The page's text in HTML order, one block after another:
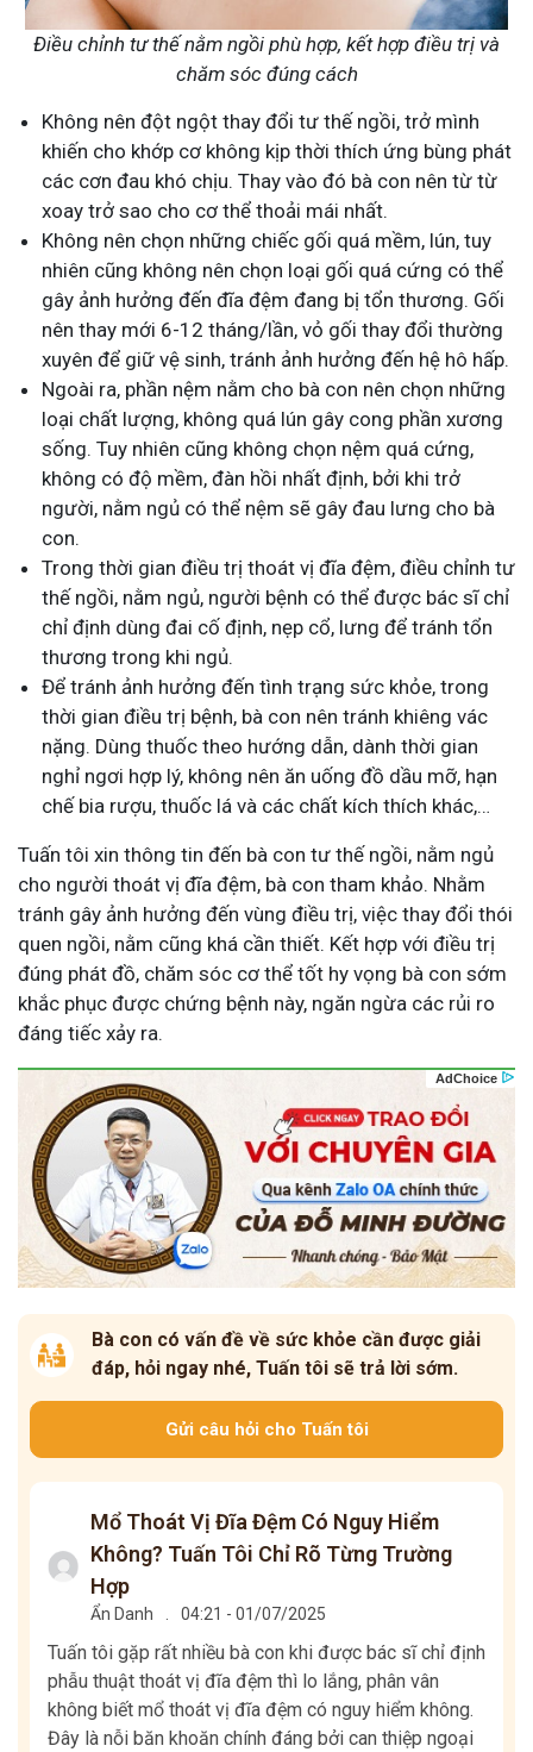
Điều chỉnh tư thế nằm ngồi phù hợp, kết hợp điều trị và
chăm sóc đúng cách
Không nên đột ngột thay đổi tư thế ngồi, trở mình
khiến cho khớp cơ không kịp thời thích ứng bùng phát
các cơn đau khó chịu. Thay vào đó bà con nên từ từ
xoay trở sao cho cơ thể thoải mái nhất.
Không nên chọn những chiếc gối quá mềm, lún, tuy
nhiên cũng không nên chọn loại gối quá cứng có thể
gây ảnh hưởng đến đĩa đệm đang bị tổn thương. Gối
nên thay mới 6-12 tháng/lần, vỏ gối thay đổi thường
xuyên để giữ vệ sinh, tránh ảnh hưởng đến hệ hô hấp.
Ngoài ra, phần nệm nằm cho bà con nên chọn những
loại chất lượng, không quá lún gây cong phần xương
sống. Tuy nhiên cũng không chọn nệm quá cứng,
không có độ mềm, đàn hồi nhất định, bởi khi trở
người, nằm ngủ có thể nệm sẽ gây đau lưng cho bà
con.
Trong thời gian điều trị thoát vị đĩa đệm, điều chỉnh tư
thế ngồi, nằm ngủ, người bệnh có thể được bác sĩ chỉ
chỉ định dùng đai cố định, nẹp cổ, lưng để tránh tổn
thương trong khi ngủ.
Để tránh ảnh hưởng đến tình trạng sức khỏe, trong
thời gian điều trị bệnh, bà con nên tránh khiêng vác
nặng. Dùng thuốc theo hướng dẫn, dành thời gian
nghỉ ngơi hợp lý, không nên ăn uống đồ dầu mỡ, hạn
chế bia rượu, thuốc lá và các chất kích thích khác,…
Tuấn tôi xin thông tin đến bà con tư thế ngồi, nằm ngủ
cho người thoát vị đĩa đệm, bà con tham khảo. Nhằm
tránh gây ảnh hưởng đến vùng điều trị, việc thay đổi thói
quen ngồi, nằm cũng khá cần thiết. Kết hợp với điều trị
đúng phát đồ, chăm sóc cơ thể tốt hy vọng bà con sớm
khắc phục được chứng bệnh này, ngăn ngừa các rủi ro
đáng tiếc xảy ra.
Bà con có vấn đề về sức khỏe cần được giải
đáp, hỏi ngay nhé, Tuấn tôi sẽ trả lời sớm.
Gửi câu hỏi cho Tuấn tôi
Mổ Thoát Vị Đĩa Đệm Có Nguy Hiểm
Không? Tuấn Tôi Chỉ Rõ Từng Trường
Hợp
Ẩn Danh . 04:21 - 01/07/2025
Tuấn tôi gặp rất nhiều bà con khi được bác sĩ chỉ định
phẫu thuật thoát vị đĩa đệm thì lo lắng, phân vân
không biết mổ thoát vị đĩa đệm có nguy hiểm không.
Đây là nỗi băn khoăn chính đáng bởi can thiệp ngoại